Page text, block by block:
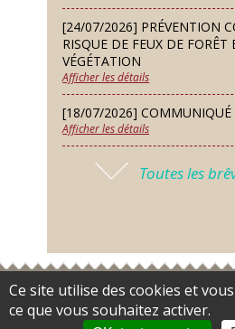
Ce site utilise des cookies et
ce que vous souhaitez activer.
Samedi 26 Sep
Concours de palets
Vendredi 09 Oct
Soirée des nouveaux
Lundi 12 Oct
Conseil municipal du
2026
Lundi 16 Nov
Conseil municipal du
2026
[24/07/2026] PRÉVENTION
RISQUE DE FEUX DE FORÊT
VÉGÉTATION
Afficher les détails
[18/07/2026]
Afficher les détails
[17/07/2026] 2026 – ARRÊTÉ
[16/07/2026] FERMETURE
DE LA MAIRIE
Afficher les détails
Toutes les
Accès restreint Flux RSS Plan
Données personnelles
Mentions